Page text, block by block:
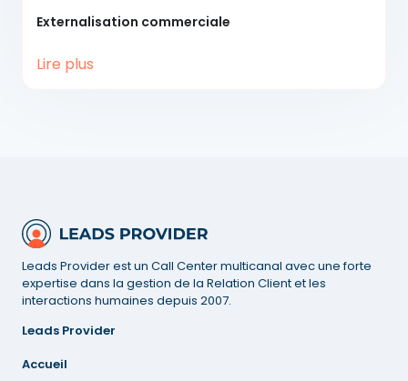
Externalisation commerciale
Lire plus
Leads Provider est un Call Center multicanal avec une forte
expertise dans la gestion de la Relation Client et les
interactions humaines depuis 2007.
Leads Provider
Accueil